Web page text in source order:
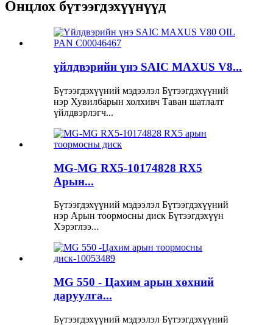
Онцлох бүтээгдэхүүнүүд
үйлдвэрийн үнэ SAIC MAXUS V8...
Бүтээгдэхүүний мэдээлэл Бүтээгдэхүүний
нэр Хувилбарын холхивч Таван шатлалт
үйлдвэрлэгч...
MG-MG RX5-10174828 RX5
Арын...
Бүтээгдэхүүний мэдээлэл Бүтээгдэхүүний
нэр Арын тоормосны диск Бүтээгдэхүүн
Хэрэглээ...
MG 550 - Цахим арын хөхний
даруулга...
Бүтээгдэхүүний мэдээлэл Бүтээгдэхүүний